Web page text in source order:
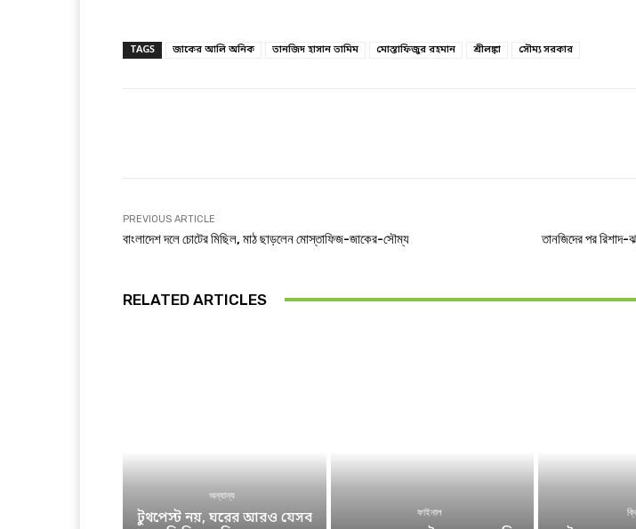
TAGS জাকের আলি অনিক তানজিদ হাসান তামিম মোস্তাফিজুর রহমান শ্রীলঙ্কা সৌম্য সরকার
PREVIOUS ARTICLE
বাংলাদেশ দলে চোটের মিছিল, মাঠ ছাড়লেন মোস্তাফিজ-জাকের-সৌম্য তানজিদের পর রিশাদ-
RELATED ARTICLES
অন্যান্য
টুথপেস্ট নয়, ঘরের আরও যেসব
ফাইনাল